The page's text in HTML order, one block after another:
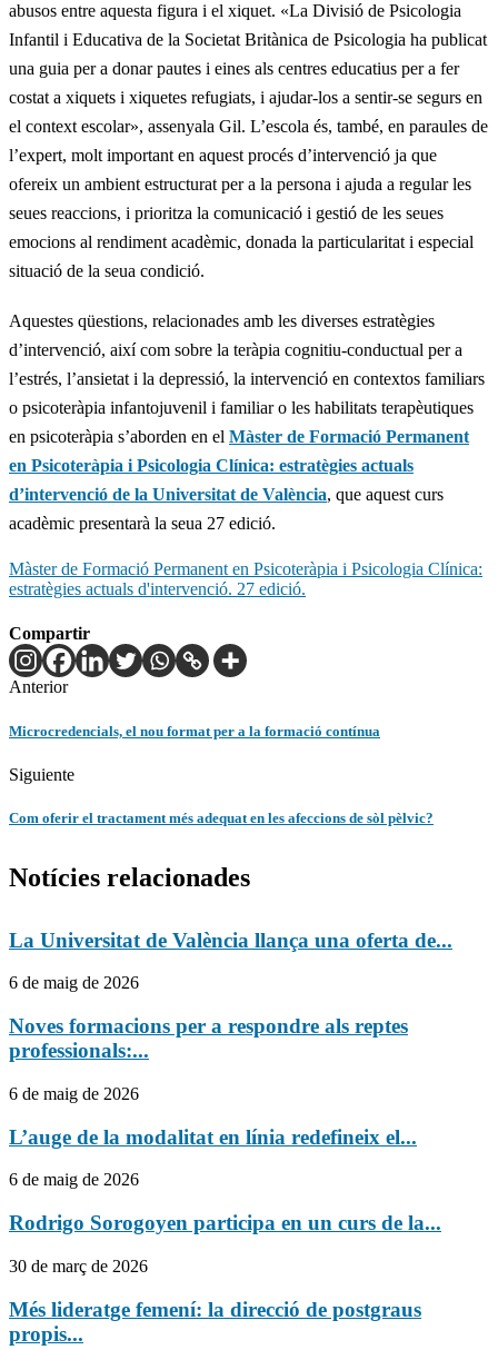
abusos entre aquesta figura i el xiquet. «La Divisió de Psicologia
Infantil i Educativa de la Societat Britànica de Psicologia ha publicat
una guia per a donar pautes i eines als centres educatius per a fer
costat a xiquets i xiquetes refugiats, i ajudar-los a sentir-se segurs en
el context escolar», assenyala Gil. L’escola és, també, en paraules de
l’expert, molt important en aquest procés d’intervenció ja que
ofereix un ambient estructurat per a la persona i ajuda a regular les
seues reaccions, i prioritza la comunicació i gestió de les seues
emocions al rendiment acadèmic, donada la particularitat i especial
situació de la seua condició.
Aquestes qüestions, relacionades amb les diverses estratègies
d’intervenció, així com sobre la teràpia cognitiu-conductual per a
l’estrés, l’ansietat i la depressió, la intervenció en contextos familiars
o psicoteràpia infantojuvenil i familiar o les habilitats terapèutiques
en psicoteràpia s’aborden en el Màster de Formació Permanent
en Psicoteràpia i Psicologia Clínica: estratègies actuals
d’intervenció de la Universitat de València, que aquest curs
acadèmic presentarà la seua 27 edició.
Màster de Formació Permanent en Psicoteràpia i Psicologia Clínica:
estratègies actuals d'intervenció. 27 edició.
Compartir
Anterior
Microcredencials, el nou format per a la formació contínua
Siguiente
Com oferir el tractament més adequat en les afeccions de sòl pèlvic?
Notícies relacionades
La Universitat de València llança una oferta de...
6 de maig de 2026
Noves formacions per a respondre als reptes
professionals:...
6 de maig de 2026
L’auge de la modalitat en línia redefineix el...
6 de maig de 2026
Rodrigo Sorogoyen participa en un curs de la...
30 de març de 2026
Més lideratge femení: la direcció de postgraus
propis...